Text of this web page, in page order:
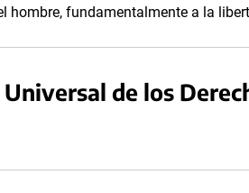
hombre, fundamentalmente a la
de los